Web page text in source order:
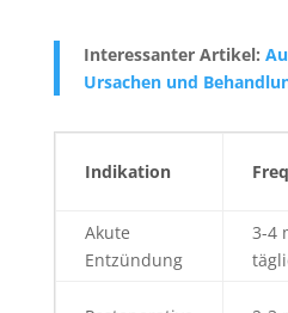
Interessanter Artikel:
Ursachen und
Indikation
Akute
Entzündung
3-4